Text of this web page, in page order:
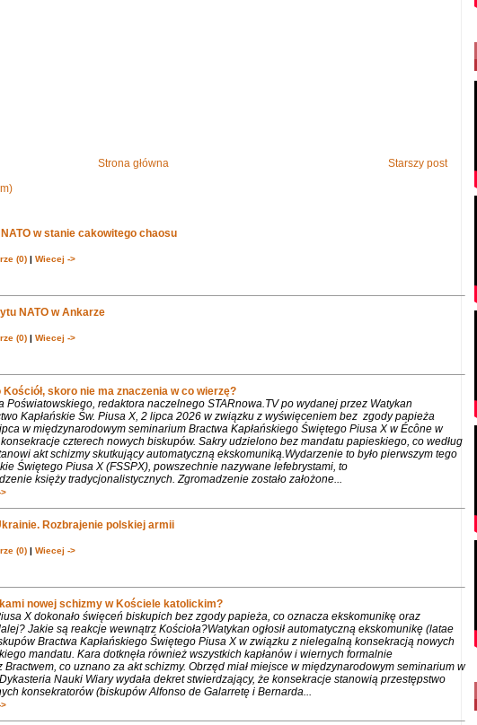
Starszy post
Strona główna
w stanie cakowitego chaosu
(0)| Wiecej ->
NATO w Ankarze
(0)| Wiecej ->
skoro nie ma znaczenia w co wierzę?
Poświatowskiego, redaktora naczelnego STARnowa.TV po wydanej przez Watykan
Kapłańskie Św. Piusa X, 2 lipca 2026 w związku z wyświęceniem bez zgody papieża
w międzynarodowym seminarium Bractwa Kapłańskiego Świętego Piusa X w Écône w
czterech nowych biskupów. Sakry udzielono bez mandatu papieskiego, co według
akt schizmy skutkujący automatyczną ekskomuniką.Wydarzenie to było pierwszym tego
Świętego Piusa X (FSSPX), powszechnie nazywane lefebrystami, to
księży tradycjonalistycznych. Zgromadzenie zostało założone...
Rozbrajenie polskiej armii
(0)| Wiecej ->
nowej schizmy w Kościele katolickim?
X dokonało święceń biskupich bez zgody papieża, co oznacza ekskomunikę oraz
Jakie są reakcje wewnątrz Kościoła?Watykan ogłosił automatyczną ekskomunikę (latae
Bractwa Kapłańskiego Świętego Piusa X w związku z nielegalną konsekracją nowych
mandatu. Kara dotknęła również wszystkich kapłanów i wiernych formalnie
co uznano za akt schizmy. Obrzęd miał miejsce w międzynarodowym seminarium w
Nauki Wiary wydała dekret stwierdzający, że konsekracje stanowią przestępstwo
konsekratorów (biskupów Alfonso de Galarretę i Bernarda...